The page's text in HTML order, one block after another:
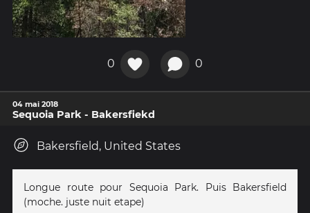
0 0
04 mai 2018
Sequoia Park - Bakersfiekd
Bakersfield, United States
Longue route pour Sequoia Park. Puis Bakersfield
(moche. juste nuit etape)